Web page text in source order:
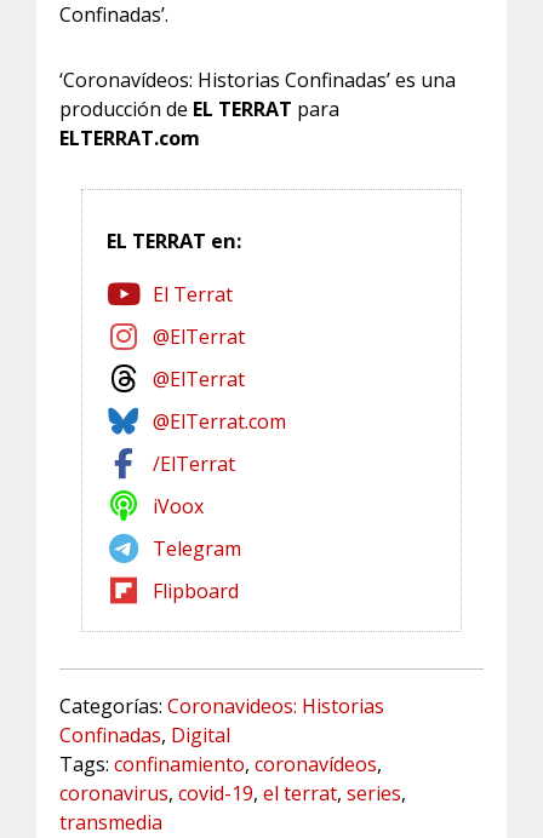
Confinadas’.
‘Coronavídeos: Historias Confinadas’ es una
producción de EL TERRAT para
ELTERRAT.com
EL TERRAT en:
El Terrat
@ElTerrat
@ElTerrat
@ElTerrat.com
/ElTerrat
iVoox
Telegram
Flipboard
Categorías:Coronavideos: Historias
Confinadas, Digital
Tags:confinamiento,coronavídeos,
coronavirus,covid-19,el terrat,series,
transmedia